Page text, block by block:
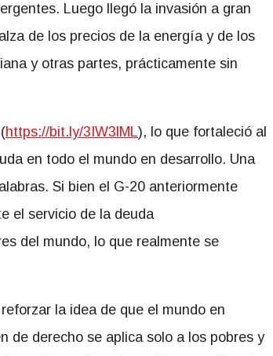
Luego llegó la invasión a gran
de los precios de la energía y de los
y otras partes, prácticamente sin
https://bit.ly/3IW3lML), lo que fortaleció al
en todo el mundo en desarrollo. Una
Si bien el G-20 anteriormente
el servicio de la deuda
del mundo, lo que realmente se
la idea de que el mundo en
de derecho se aplica solo a los pobres y